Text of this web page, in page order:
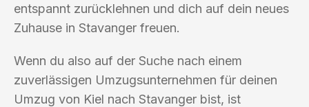
entspannt zurücklehnen und dich auf dein neues
Zuhause in Stavanger freuen.
Wenn du also auf der Suche nach einem
zuverlässigen Umzugsunternehmen für deinen
Umzug von Kiel nach Stavanger bist, ist